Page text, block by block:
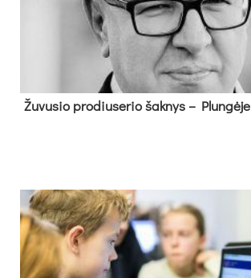
Žu­vu­sio pro­diu­se­rio šak­nys – Plun­gė­je